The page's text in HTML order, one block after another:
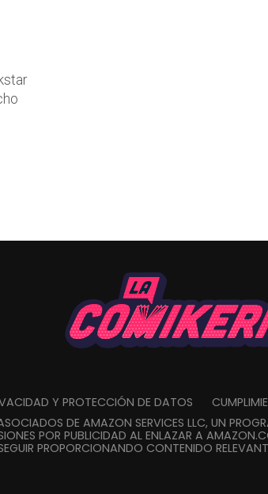
Y PROTECCIÓN DE DATOS
DE AMAZON SERVICES LLC, UN
POR PUBLICIDAD AL ENLAZAR A
PROPORCIONANDO CONTENIDO